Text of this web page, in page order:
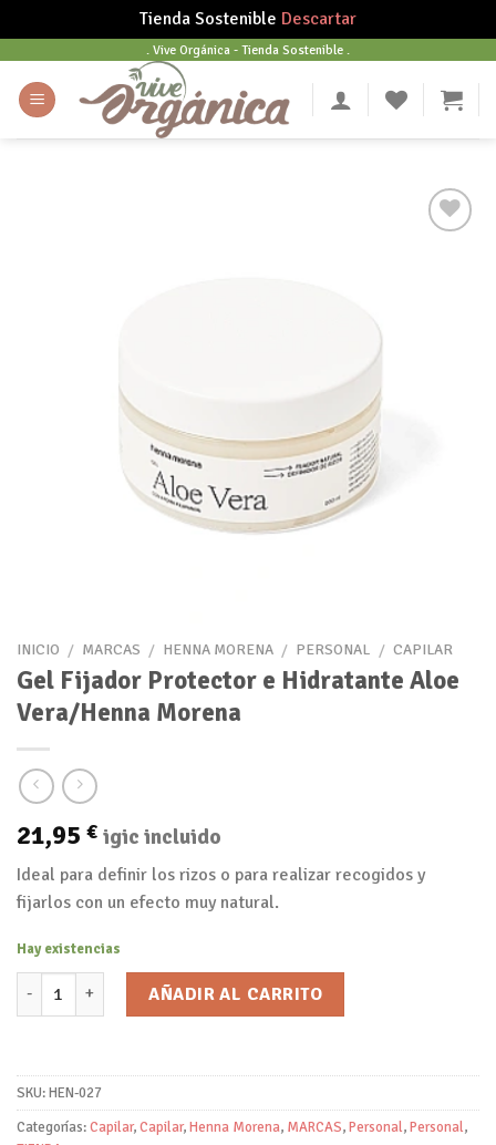
Tienda Sostenible Descartar
content
. Vive Orgánica - Tienda Sostenible .
INICIO / MARCAS / HENNA MORENA / PERSONAL / CAPILAR
Gel Fijador Protector e Hidratante Aloe
Vera/Henna Morena
21,95 € igic incluido
Ideal para definir los rizos o para realizar recogidos y
fijarlos con un efecto muy natural.
Hay existencias
Gel Fijador Protector e Hidratante Aloe Vera/Henna Morena
AÑADIR AL CARRITO
SKU:HEN-027
Categorías:Capilar,Capilar,Henna Morena, MARCAS,Personal,Personal,